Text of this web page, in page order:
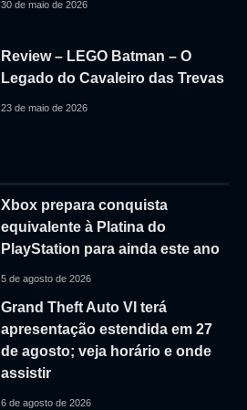
30 de maio de 2026
Review – LEGO Batman – O
Legado do Cavaleiro das Trevas
23 de maio de 2026
Xbox prepara conquista
equivalente à Platina do
PlayStation para ainda este ano
5 de agosto de 2026
Grand Theft Auto VI terá
apresentação estendida em 27
de agosto; veja horário e onde
assistir
6 de agosto de 2026